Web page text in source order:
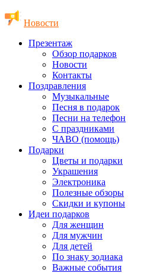
Новости
Презентаж
Обзор подарков
Новости
Контакты
Поздравления
Музыкальные
Песня в подарок
Песни на телефон
С праздниками
ЧАВО (помощь)
Подарки
Цветы и подарки
Украшения
Электроника
Полезные обзоры
Скидки и купоны
Идеи подарков
Для женщин
Для мужчин
Для детей
По знаку зодиака
Важные события